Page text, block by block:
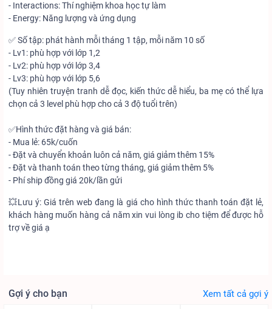
- Interactions: Thí nghiệm khoa học tự làm
- Energy: Năng lượng và ứng dụng
✅ Số tập: phát hành mỗi tháng 1 tập, mỗi năm 10 số
- Lv1: phù hợp với lớp 1,2
- Lv2: phù hợp với lớp 3,4
- Lv3: phù hợp với lớp 5,6
(Tuy nhiên truyện tranh dễ đọc, kiến thức dễ hiểu, ba mẹ có thể lựa
chọn cả 3 level phù hợp cho cả 3 độ tuổi trên)
✅Hình thức đặt hàng và giá bán:
- Mua lẻ: 65k/cuốn
- Đặt và chuyển khoản luôn cả năm, giá giảm thêm 15%
- Đặt và thanh toán theo từng tháng, giá giảm thêm 5%
- Phí ship đồng giá 20k/lần gửi
💥Lưu ý: Giá trên web đang là giá cho hình thức thanh toán đặt lẻ,
khách hàng muốn hàng cả năm xin vui lòng ib cho tiệm để được hỗ
trợ về giá ạ
Gợi ý cho bạn Xem tất cả gợi ý